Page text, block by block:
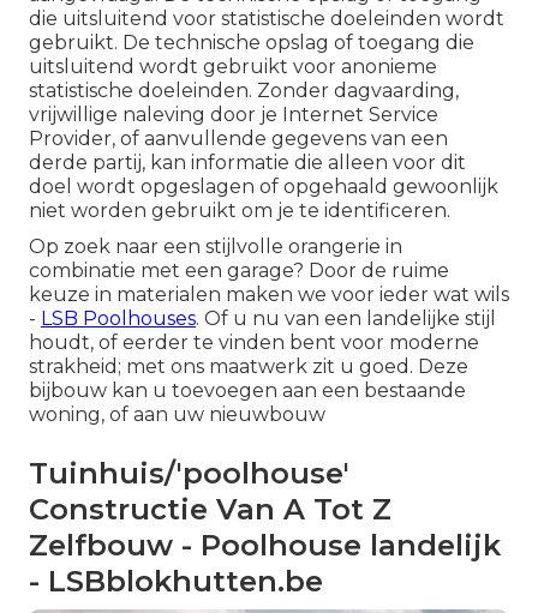
die uitsluitend voor statistische doeleinden wordt
gebruikt. De technische opslag of toegang die
uitsluitend wordt gebruikt voor anonieme
statistische doeleinden. Zonder dagvaarding,
vrijwillige naleving door je Internet Service
Provider, of aanvullende gegevens van een
derde partij, kan informatie die alleen voor dit
doel wordt opgeslagen of opgehaald gewoonlijk
niet worden gebruikt om je te identificeren.
Op zoek naar een stijlvolle orangerie in
combinatie met een garage? Door de ruime
keuze in materialen maken we voor ieder wat wils
- LSB Poolhouses. Of u nu van een landelijke stijl
houdt, of eerder te vinden bent voor moderne
strakheid; met ons maatwerk zit u goed. Deze
bijbouw kan u toevoegen aan een bestaande
woning, of aan uw nieuwbouw
Tuinhuis/'poolhouse'
Constructie Van A Tot Z
Zelfbouw - Poolhouse landelijk
- LSBblokhutten.be